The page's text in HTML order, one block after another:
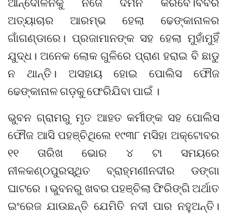
ଅତ୍ୟାଚାର ଆରମ୍ଭ ହେଲା ଢେଙ୍କାନାଳର
ଗାଁଗଣ୍ଡାରେ। ପ୍ରଜାମାନଙ୍କ ସହ ହେଲା ମୁହାଁମୁହିଁ
ଯୁଦ୍ଧ। ଅନେକ ଲୋକ ଗୁଳିରେ ପ୍ରାଣ ହରାଇ ବି ଛାଡୁ
ନ ଥାନ୍ତି। ଅସହାୟ ହୋଇ ପୋଲିସ ଫୌଜ
ଢେଙ୍କାନାଳ ଗଡ଼କୁ ଫେରିଯିବା ପାଇଁ ।
ଭୁବନ ଗ୍ରାମରୁ ମୃତ ଆହତ କର୍ମୀଙ୍କ ସହ ପୋଲିସ
ଫୌଜ ଆସି ପହଞ୍ଚିଥିଲେ ୧୯୩୮ ମସିହା ଅକ୍ଟୋବର
୧୧ ତାରିଖ ଭୋର ୪ ଟା ସମୟରେ
ନୀଳକଣ୍ଠପୁରସ୍ଥିତ ବ୍ରାହ୍ମଣୀନଦୀର ଡଙ୍ଗା
ଘାଟରେ । ଭୁବନରୁ ଖବର ପହଞ୍ଚିଲା ଫିରିଙ୍ଗି ଅର୍ଥାତ
ଇଂରେଜ ଯାଉଛନ୍ତି ଯେମିତି ନଦୀ ପାର ନହୁଅନ୍ତି।